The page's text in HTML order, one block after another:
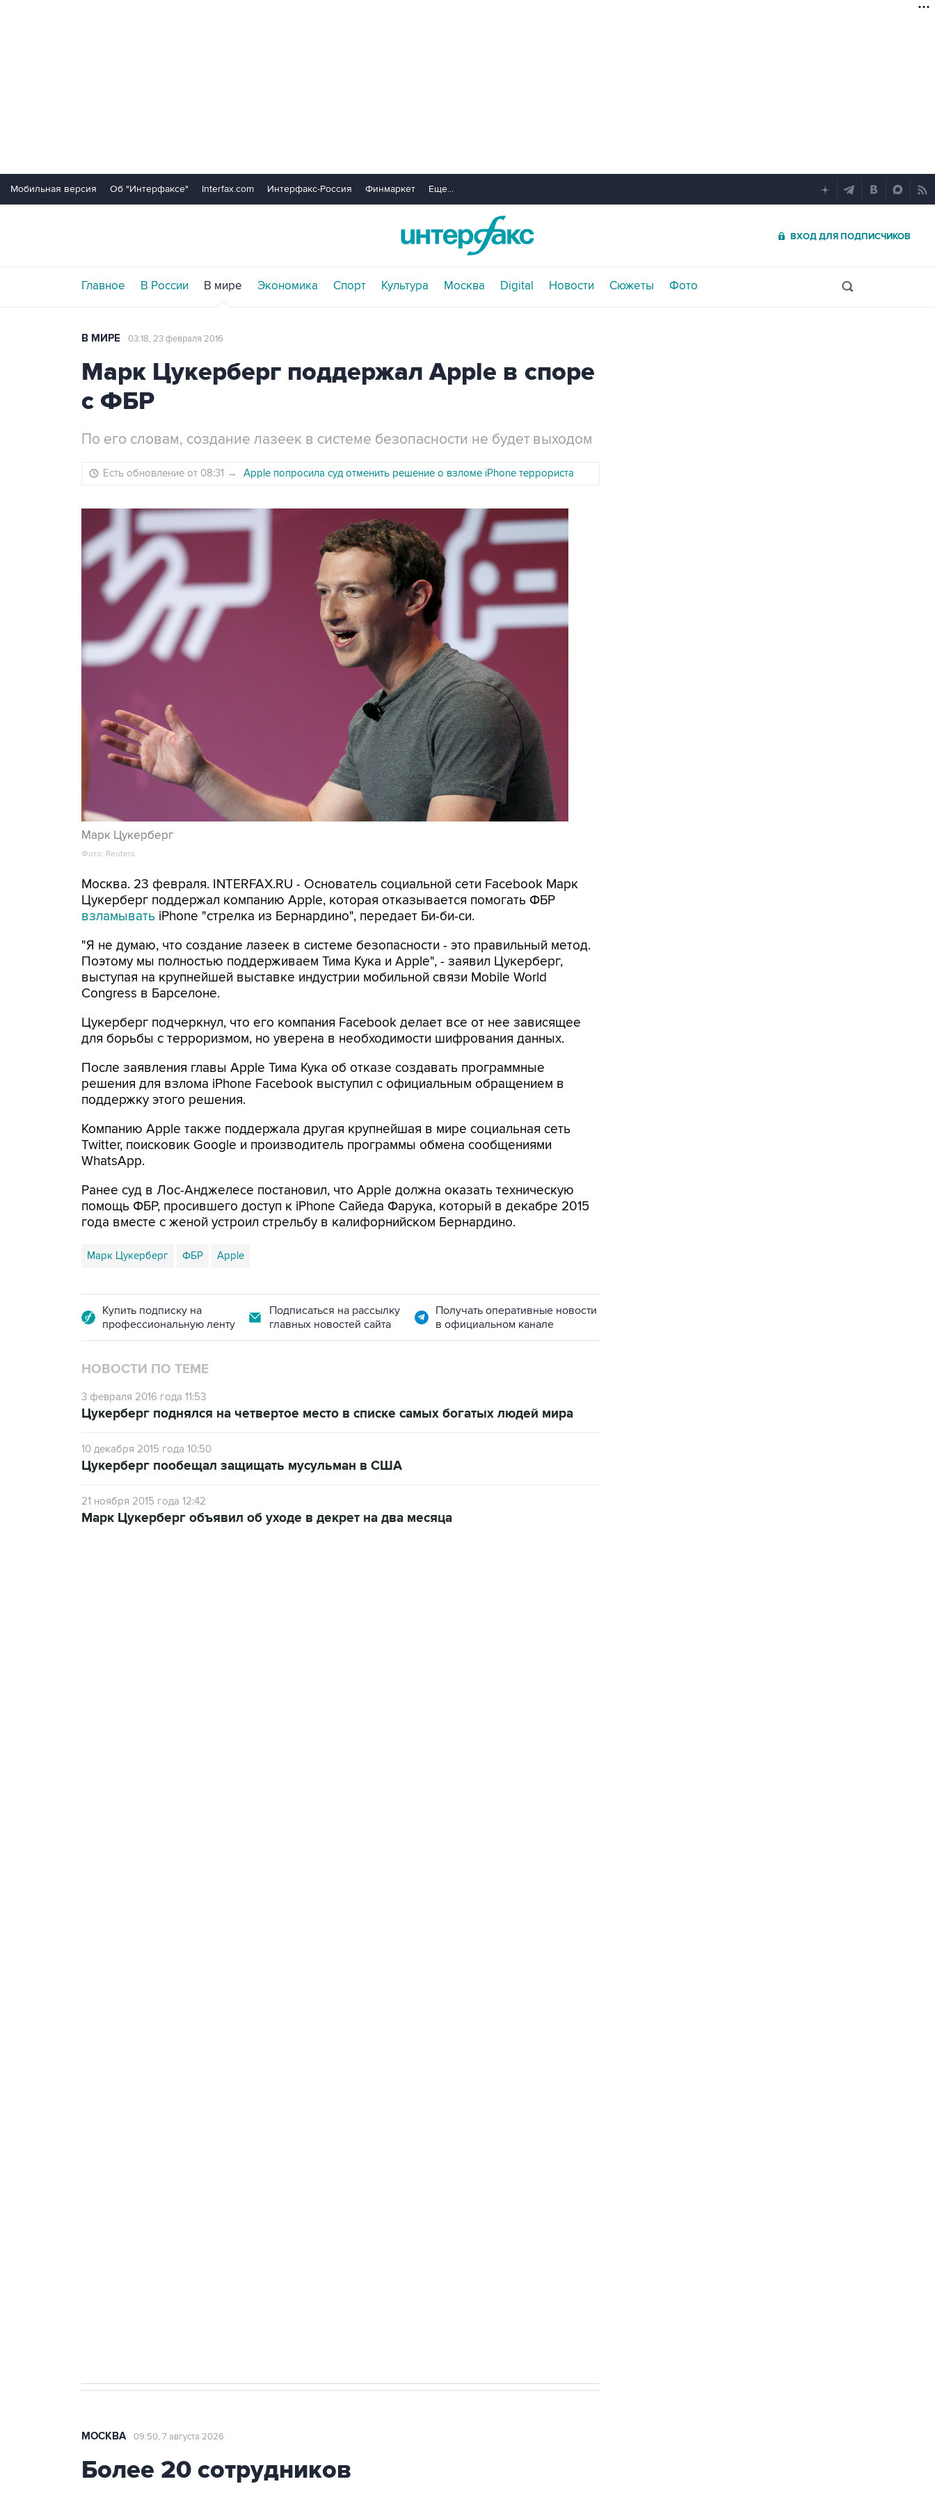
Мобильная версия Об "Интерфаксе" Interfax.com Интерфакс-Россия Финмаркет Еще...
ВХОД ДЛЯ ПОДПИСЧИКОВ
Главное В России В мире Экономика Спорт Культура Москва Digital Новости Сюжеты Фото
В МИРЕ 03:18, 23 февраля 2016
Марк Цукерберг поддержал Apple в споре
с ФБР
По его словам, создание лазеек в системе безопасности не будет выходом
Есть обновление от 08:31 → Apple попросила суд отменить решение о взломе iPhone террориста
Марк Цукерберг
Фото: Reuters
Москва. 23 февраля. INTERFAX.RU - Основатель социальной сети Facebook Марк
Цукерберг поддержал компанию Apple, которая отказывается помогать ФБР
взламывать iPhone "стрелка из Бернардино", передает Би-би-си.
"Я не думаю, что создание лазеек в системе безопасности - это правильный метод.
Поэтому мы полностью поддерживаем Тима Кука и Apple", - заявил Цукерберг,
выступая на крупнейшей выставке индустрии мобильной связи Mobile World
Congress в Барселоне.
Цукерберг подчеркнул, что его компания Facebook делает все от нее зависящее
для борьбы с терроризмом, но уверена в необходимости шифрования данных.
После заявления главы Apple Тима Кука об отказе создавать программные
решения для взлома iPhone Facebook выступил с официальным обращением в
поддержку этого решения.
Компанию Apple также поддержала другая крупнейшая в мире социальная сеть
Twitter, поисковик Google и производитель программы обмена сообщениями
WhatsApp.
Ранее суд в Лос-Анджелесе постановил, что Apple должна оказать техническую
помощь ФБР, просившего доступ к iPhone Сайеда Фарука, который в декабре 2015
года вместе с женой устроил стрельбу в калифорнийском Бернардино.
Марк Цукерберг ФБР Apple
Купить подписку на
профессиональную ленту
Подписаться на рассылку
главных новостей сайта
Получать оперативные новости
в официальном канале
НОВОСТИ ПО ТЕМЕ
3 февраля 2016 года 11:53
Цукерберг поднялся на четвертое место в списке самых богатых людей мира
10 декабря 2015 года 10:50
Цукерберг пообещал защищать мусульман в США
21 ноября 2015 года 12:42
Марк Цукерберг объявил об уходе в декрет на два месяца
МОСКВА 09:50, 7 августа 2026
Более 20 сотрудников